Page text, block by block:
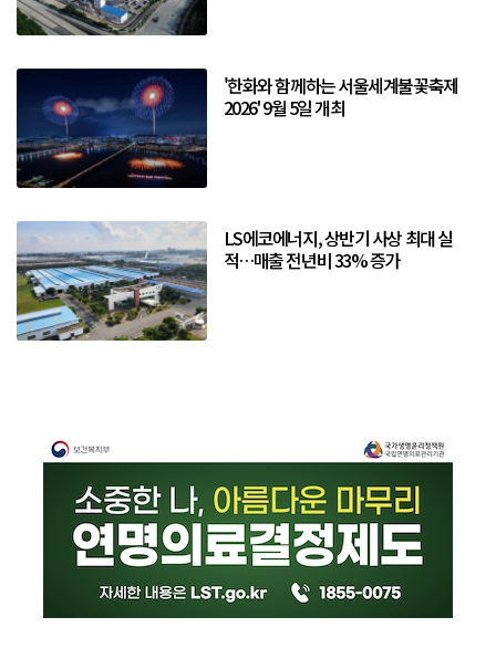
'한화와 함께하는 서울세계불꽃축제
2026' 9월 5일 개최
LS에코에너지, 상반기 사상 최대 실
적…매출 전년비 33% 증가